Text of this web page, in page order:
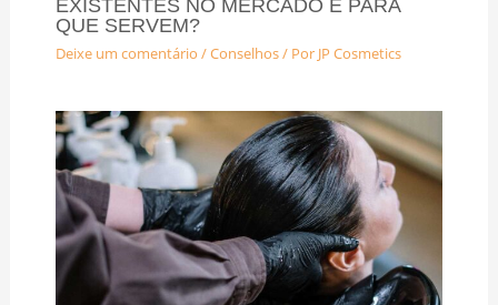
EXISTENTES NO MERCADO E PARA
QUE SERVEM?
Deixe um comentário /Conselhos/ Por JP Cosmetics